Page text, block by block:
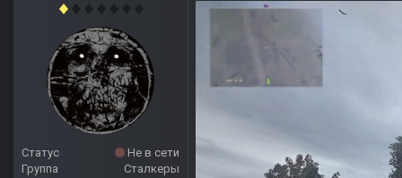
Статус
Не в сети
Группа
Сталкеры